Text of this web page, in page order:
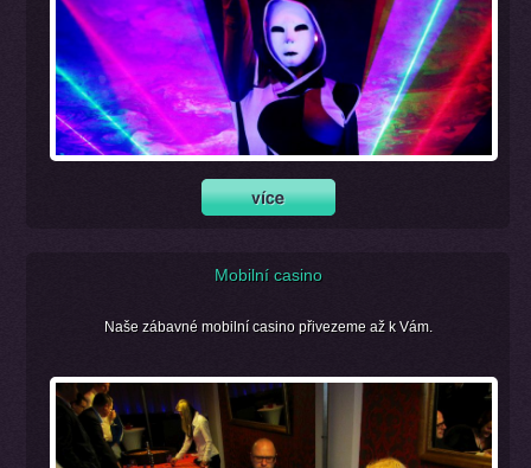
Mobilní casino
Naše zábavné mobilní casino přivezeme až k Vám.